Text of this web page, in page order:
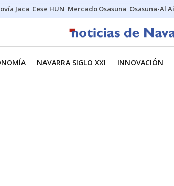
Jaca Cese HUN Mercado Osasuna Osasuna-Al
NAVARRA SIGLO XXI INNOVACIÓN